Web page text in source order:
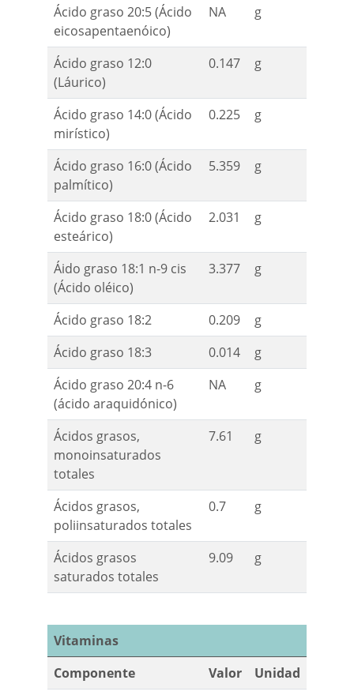
Ácido graso 20:5 (Ácido
eicosapentaenóico)
NA g
Ácido graso 12:0
(Láurico)
0.147 g
Ácido graso 14:0 (Ácido
mirístico)
0.225 g
Ácido graso 16:0 (Ácido
palmítico)
5.359 g
Ácido graso 18:0 (Ácido
esteárico)
2.031 g
Áido graso 18:1 n-9 cis
(Ácido oléico)
3.377 g
Ácido graso 18:2 0.209
g
Ácido graso 18:3
0.014
g
Ácido graso 20:4 n-6
(ácido araquidónico)
NA g
Ácidos grasos,
monoinsaturados
totales
7.61 g
Ácidos grasos,
poliinsaturados totales
0.7 g
Ácidos grasos
saturados totales
9.09 g
Vitaminas
Componente
Valor
Unidad